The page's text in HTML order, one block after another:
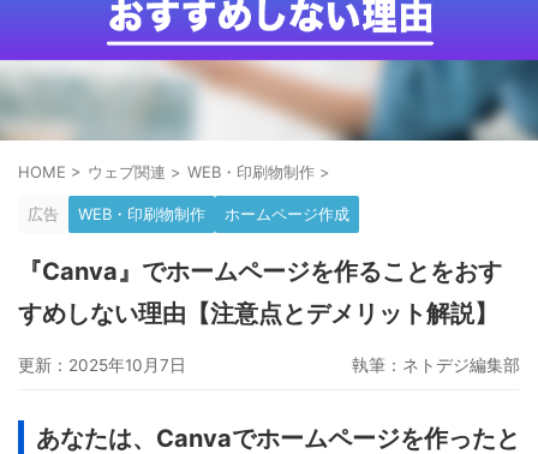
予約管理システム Shopify Air ビジネスツールズ
ペライチ キャッシュレス決済端末１vs１
POSレジ カラーミーショップ Wix
楽天ペイ stera pack WordPress
ハンドメイド販売 ホームページ作成サービス１vs１
グーペ デジタルコンテンツ販売 仕入れサイト
Ameba Ownd
HOME > ウェブ関連 > WEB・印刷物制作 >
広告 WEB・印刷物制作 ホームページ作成
『Canva』でホームページを作ることをおす
すめしない理由【注意点とデメリット解説】
更新：2025年10月7日 執筆： ネトデジ編集部
あなたは、Canvaでホームページを作ったと